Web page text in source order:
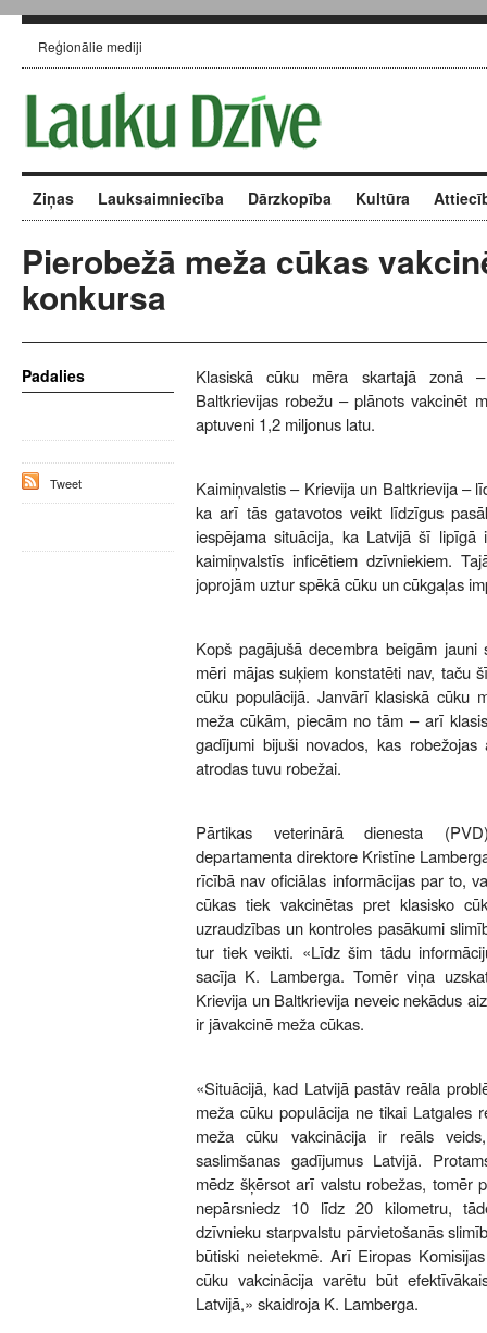
Reģionālie mediji
Ziņas Lauksaimniecība Dārzkopība Kultūra
Pierobežā meža cūkas
konkursa
Klasiskā cūku mēra skartajā zonā
Baltkrievijas robežu – plānots vakcinēt
aptuveni 1,2 miljonus latu.
Kaimiņvalstis – Krievija un Baltkrievija –
ka arī tās gatavotos veikt līdzīgus
iespējama situācija, ka Latvijā šī lipīgā
kaimiņvalstīs inficētiem dzīvniekiem.
joprojām uztur spēkā cūku un cūkgaļas
Kopš pagājušā decembra beigām
mēri mājas suķiem konstatēti nav, taču
cūku populācijā. Janvārī klasiskā cūku
meža cūkām, piecām no tām – arī
gadījumi bijuši novados, kas
atrodas tuvu robežai.
Pārtikas veterinārā dienesta
departamenta direktore Kristīne
rīcībā nav oficiālas informācijas par to,
cūkas tiek vakcinētas pret klasisko
uzraudzības un kontroles pasākumi
tur tiek veikti. «Līdz šim tādu
sacīja K. Lamberga. Tomēr viņa
Krievija un Baltkrievija neveic nekādus
ir jāvakcinē meža cūkas.
«Situācijā, kad Latvijā pastāv reāla
meža cūku populācija ne tikai Latgales
meža cūku vakcinācija ir reāls
saslimšanas gadījumus Latvijā.
mēdz šķērsot arī valstu robežas, tomēr
nepārsniedz 10 līdz 20 kilometru,
dzīvnieku starpvalstu pārvietošanās
būtiski neietekmē. Arī Eiropas
cūku vakcinācija varētu būt
Latvijā,» skaidroja K. Lamberga.
Padalies
Tweet